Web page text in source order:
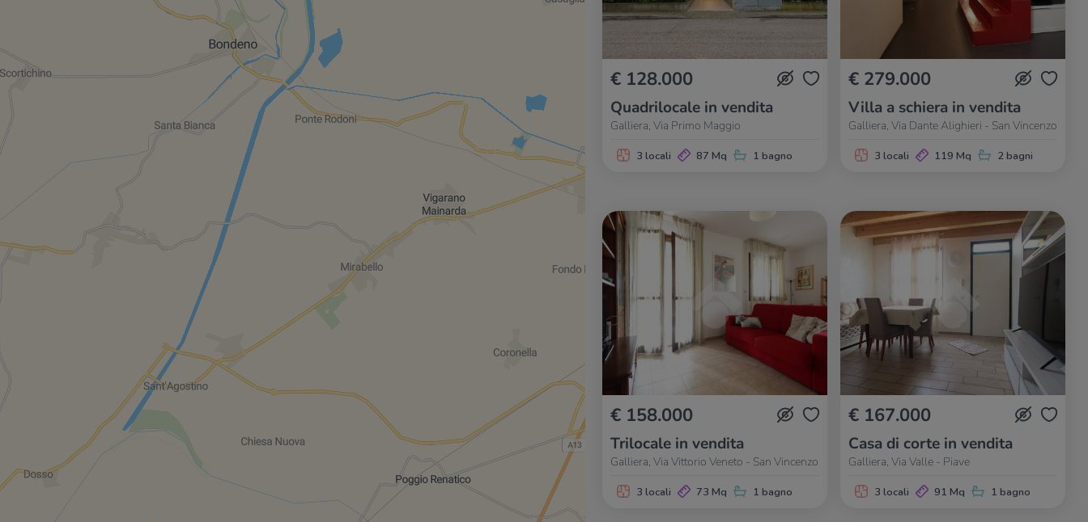
€ 128.000
Quadrilocale in vendita
Galliera, Via Primo Maggio
3 locali 87 Mq 1 bagno
€ 279.000
Villa a schiera in vendita
Galliera, Via Dante Alighieri - San Vincenzo
3 locali 119 Mq 2 bagni
€ 158.000
Trilocale in vendita
Galliera, Via Vittorio Veneto - San Vincenzo
3 locali 73 Mq 1 bagno
€ 167.000
Casa di corte in vendita
Galliera, Via Valle - Piave
3 locali 91 Mq 1 bagno